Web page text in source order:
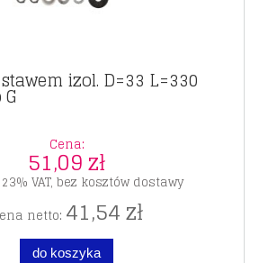
izol. D=33 L=330
Cena:
51,09 zł
VAT, bez kosztów dostawy
netto: 41,54 zł
do koszyka